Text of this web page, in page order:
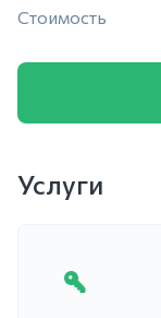
Стоимость
Услуги